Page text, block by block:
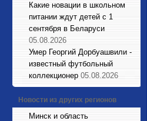
Какие новации в школьном
питании ждут детей с 1
сентября в Беларуси
05.08.2026
Умер Георгий Дорбуашвили -
известный футбольный
коллекционер 05.08.2026
Новости из других регионов
Минск и область